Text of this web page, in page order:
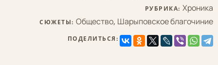
РУБРИКА: Хроника
СЮЖЕТЫ: Общество, Шарыповское благочиние
ПОДЕЛИТЬСЯ: